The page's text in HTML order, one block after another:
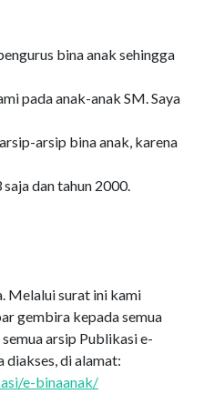
bina anak sehingga
pada anak-anak SM. Saya
arsip bina anak, karena
dan tahun 2000.
Melalui surat ini kami
gembira kepada semua
arsip Publikasi e-
diakses, di alamat:
e-binaanak/